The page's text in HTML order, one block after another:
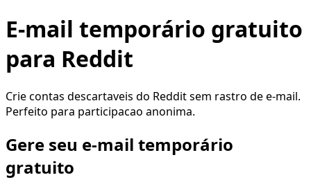
E-mail temporário gratuito
para Reddit
Crie contas descartaveis do Reddit sem rastro de e-mail.
Perfeito para participacao anonima.
Gere seu e-mail temporário
gratuito